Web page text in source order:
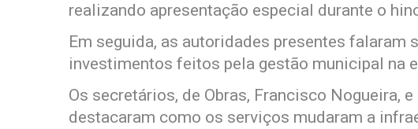
realizando apresentação especial durante o
Em seguida, as autoridades presentes falaram
investimentos feitos pela gestão municipal na
Os secretários, de Obras, Francisco Nogueira,
destacaram como os serviços mudaram a